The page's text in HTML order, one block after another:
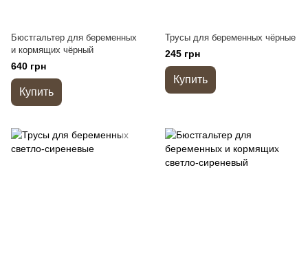
Бюстгальтер для беременных
и кормящих чёрный
640 грн
Купить
Трусы для беременных чёрные
245 грн
Купить